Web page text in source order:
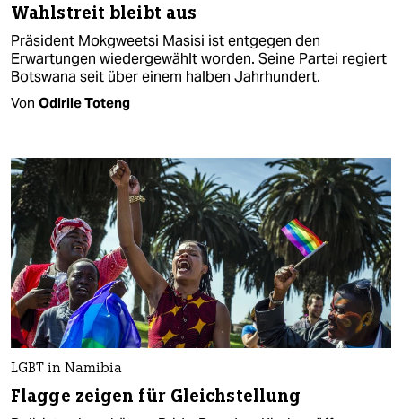
Wahlstreit bleibt aus
Präsident Mokgweetsi Masisi ist entgegen den
Erwartungen wiedergewählt worden. Seine Partei regiert
Botswana seit über einem halben Jahrhundert.
Von Odirile Toteng
LGBT in Namibia
Flagge zeigen für Gleichstellung